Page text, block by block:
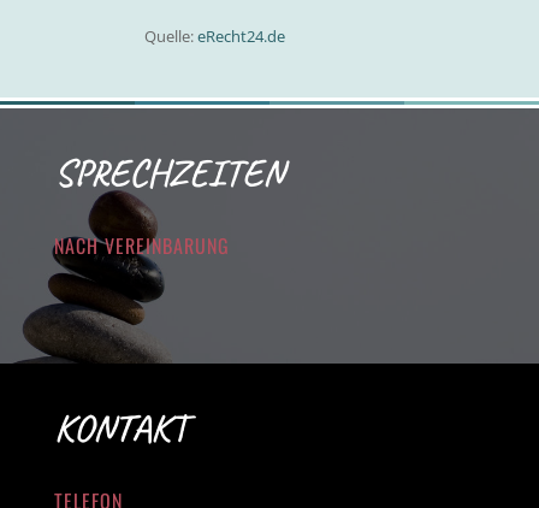
Quelle:eRecht24.de
SPRECHZEITEN
NACH VEREINBARUNG
KONTAKT
TELEFON